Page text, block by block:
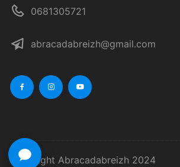
0681305721
abracadabreizh@gmail.com
Copyright Abracadabreizh 2024